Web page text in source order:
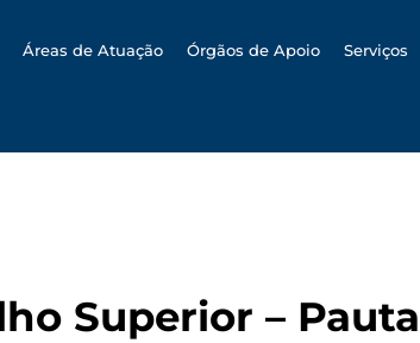
Áreas de Atuação Órgãos de Apoio Serviços
Superior –